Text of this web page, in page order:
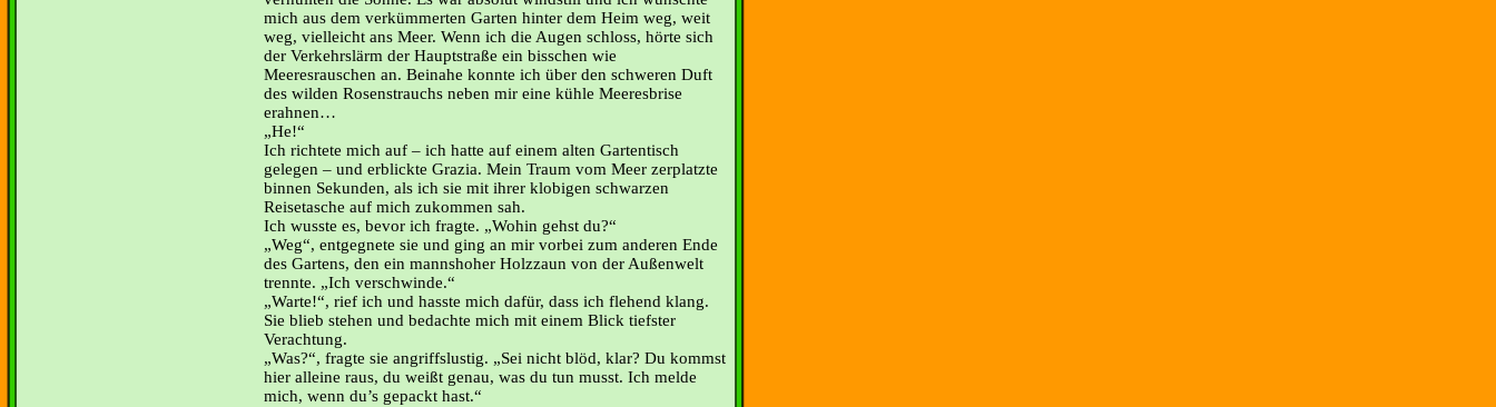
mich aus dem verkümmerten Garten hinter dem Heim weg, weit
weg, vielleicht ans Meer. Wenn ich die Augen schloss, hörte sich
der Verkehrslärm der Hauptstraße ein bisschen wie
Meeresrauschen an. Beinahe konnte ich über den schweren Duft
des wilden Rosenstrauchs neben mir eine kühle Meeresbrise
erahnen
He!“
Ich richtete mich auf – ich hatte auf einem alten Gartentisch
gelegen – und erblickte Grazia. Mein Traum vom Meer zerplatzte
binnen Sekunden, als ich sie mit ihrer klobigen schwarzen
Reisetasche auf mich zukommen sah.
Ich wusste es, bevor ich fragte. „Wohin gehst du?“
Weg“, entgegnete sie und ging an mir vorbei zum anderen Ende
des Gartens, den ein mannshoher Holzzaun von der Außenwelt
trennte. „Ich verschwinde.“
Warte!“, rief ich und hasste mich dafür, dass ich flehend klang.
Sie blieb stehen und bedachte mich mit einem Blick tiefster
Verachtung.
Was?“, fragte sie angriffslustig. „Sei nicht blöd, klar? Du kommst
hier alleine raus, du weißt genau, was du tun musst. Ich melde
mich, wenn du’s gepackt hast.“